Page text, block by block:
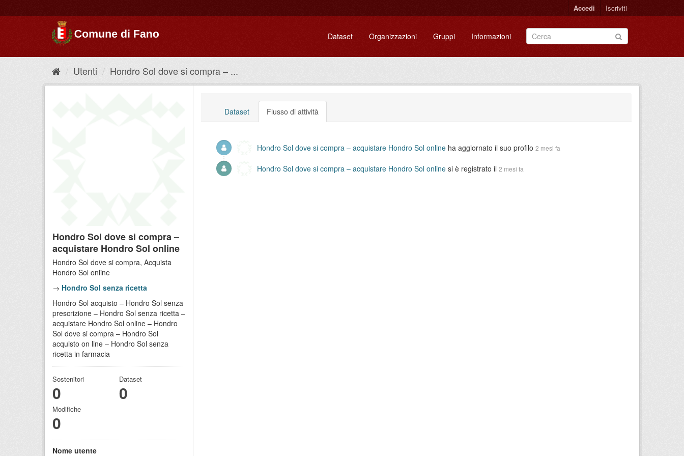
Accedi Iscriviti
Dataset Organizzazioni Gruppi Informazioni
Utenti Hondro Sol dove si compra – ...
Hondro Sol dove si compra –
acquistare Hondro Sol online
Hondro Sol dove si compra, Acquista
Hondro Sol online
→ Hondro Sol senza ricetta
Hondro Sol acquisto – Hondro Sol senza
prescrizione – Hondro Sol senza ricetta –
acquistare Hondro Sol online – Hondro
Sol dove si compra – Hondro Sol
acquisto on line – Hondro Sol senza
ricetta in farmacia
Sostenitori
0
Dataset
0
Modifiche
0
Nome utente
Dataset Flusso di attività
Hondro Sol dove si compra – acquistare Hondro Sol online ha aggiornato il suo profilo 2 mesi fa
Hondro Sol dove si compra – acquistare Hondro Sol online si è registrato il 2 mesi fa